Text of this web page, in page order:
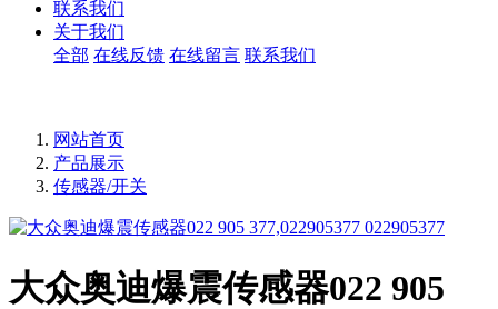
联系我们
关于我们
全部 在线反馈 在线留言 联系我们
网站首页
产品展示
传感器/开关
大众奥迪爆震传感器022 905